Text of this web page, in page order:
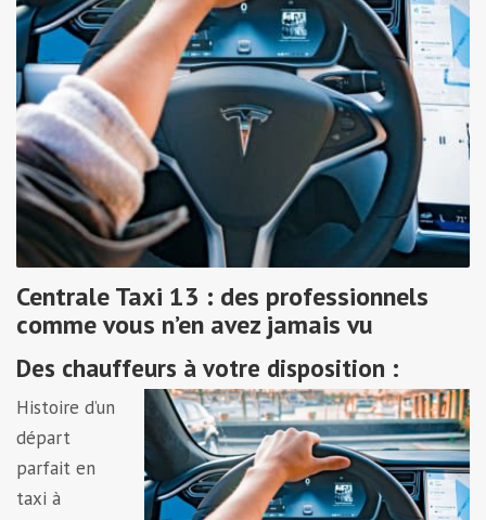
Centrale Taxi 13 : des professionnels
comme vous n’en avez jamais vu
Des chauffeurs à votre disposition :
Histoire d’un
départ
parfait en
taxi à